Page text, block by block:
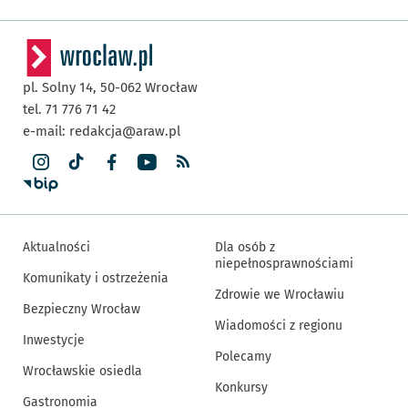
pl. Solny 14, 50-062 Wrocław
tel. 71 776 71 42
e-mail: redakcja@araw.pl
Aktualności
Komunikaty i ostrzeżenia
Bezpieczny Wrocław
Inwestycje
Wrocławskie osiedla
Gastronomia
Dla osób z
niepełnosprawnościami
Zdrowie we Wrocławiu
Wiadomości z regionu
Polecamy
Konkursy